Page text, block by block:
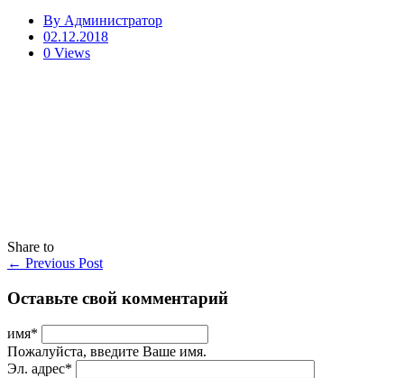
By Администратор
02.12.2018
0 Views
Share to
← Previous Post
Оставьте свой комментарий
имя*
Пожалуйста, введите Ваше имя.
Эл. адрес*